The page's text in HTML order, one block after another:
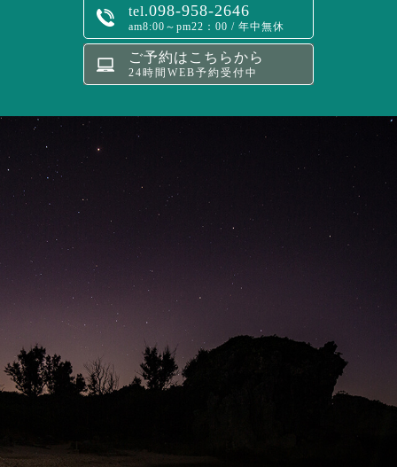
tel.098-958-2646
am8:00～pm22：00 / 年中無休
ご予約はこちらから
24時間WEB予約受付中